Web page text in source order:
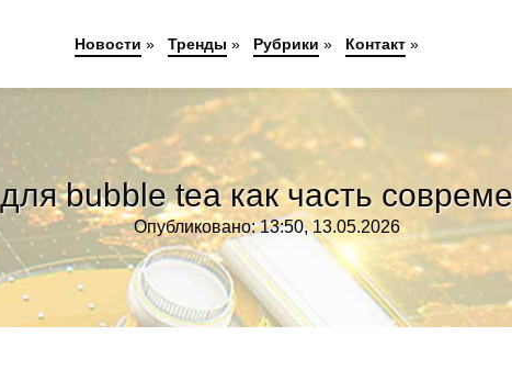
bubble tea как часть
Опубликовано: 13:50, 13.05.2026
Новости » Тренды » Рубрики » Контакт»